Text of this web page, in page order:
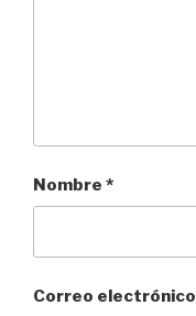
Nombre *
Correo electrónico